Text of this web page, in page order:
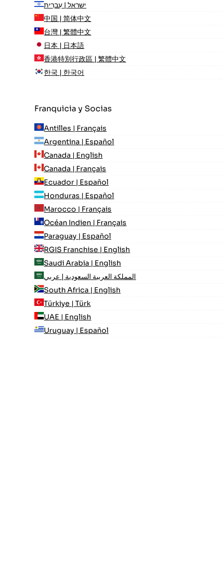
ישראל | עִברִית
中国 | 简体中文
台灣 | 繁體中文
日本 | 日本語
香港特別行政區 | 繁體中文
한국 | 한국어
Franquicia y Socias
Antilles | Français
Argentina | Español
Canada | English
Canada | Français
Ecuador | Español
Honduras | Español
Marocco | Français
Océan Indien | Français
Paraguay | Español
RGIS Franchise | English
Saudi Arabia | English
المملكة العربية السعودية | عربي
South Africa | English
Türkiye | Türk
UAE | English
Uruguay | Español